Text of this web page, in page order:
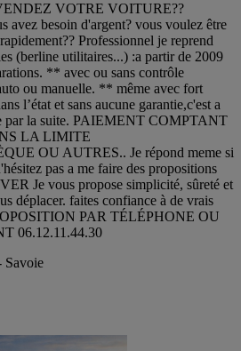
VOTRE VOITURE??
besoin d'argent? vous voulez être
Professionnel je reprend
(berline utilitaires...) :a partir de 2009
** avec ou sans contrôle
ou manuelle. ** même avec fort
l’état et sans aucune garantie,c'est a
par la suite. PAIEMENT COMPTANT
LA LIMITE
OU AUTRES.. Je répond meme si
pas a me faire des propositions
Je vous propose simplicité, sûreté et
déplacer. faites confiance à de vrais
PAR TÉLÉPHONE OU
06.12.11.44.30
Savoie